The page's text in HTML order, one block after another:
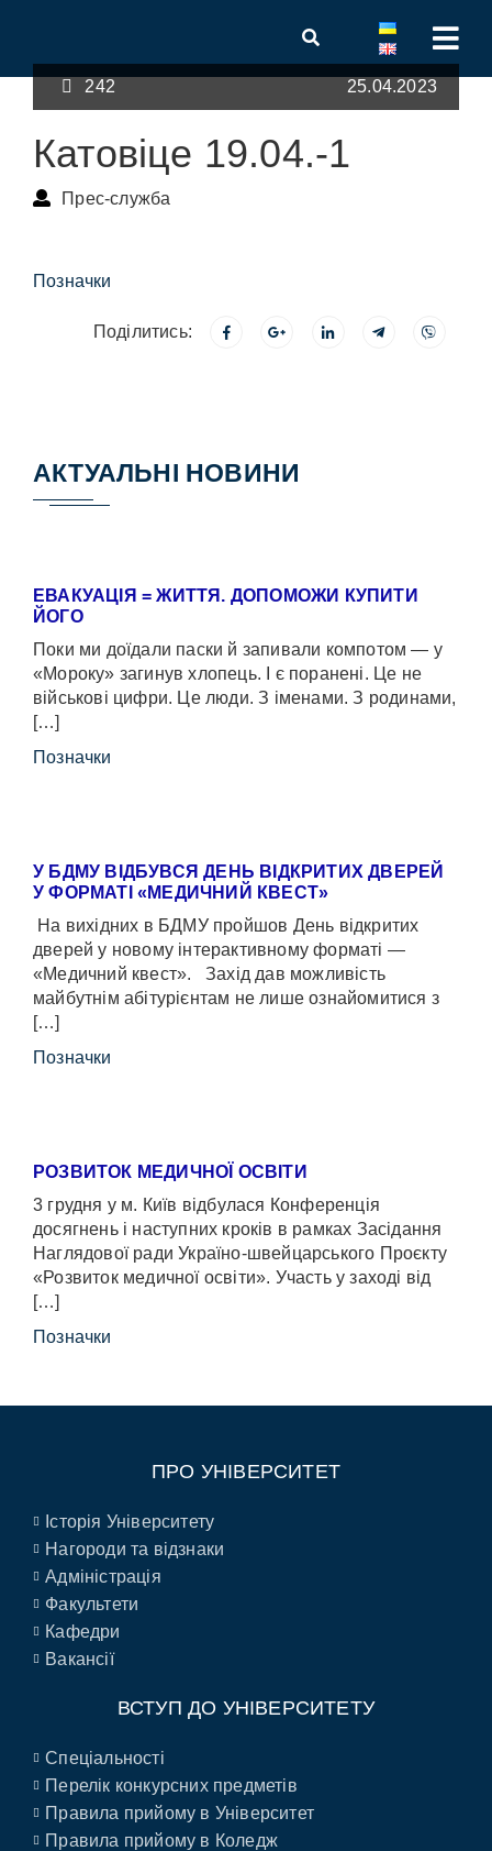
242 25.04.2023
Катовіце 19.04.-1
Прес-служба
Позначки
Поділитись:
АКТУАЛЬНІ НОВИНИ
ЕВАКУАЦІЯ = ЖИТТЯ. ДОПОМОЖИ КУПИТИ
ЙОГО
Поки ми доїдали паски й запивали компотом — у
«Мороку» загинув хлопець. І є поранені. Це не
військові цифри. Це люди. З іменами. З родинами,
[…]
Позначки
У БДМУ ВІДБУВСЯ ДЕНЬ ВІДКРИТИХ ДВЕРЕЙ
У ФОРМАТІ «МЕДИЧНИЙ КВЕСТ»
На вихідних в БДМУ пройшов День відкритих
дверей у новому інтерактивному форматі —
«Медичний квест». Захід дав можливість
майбутнім абітурієнтам не лише ознайомитися з
[…]
Позначки
РОЗВИТОК МЕДИЧНОЇ ОСВІТИ
3 грудня у м. Київ відбулася Конференція
досягнень і наступних кроків в рамках Засідання
Наглядової ради Україно-швейцарського Проєкту
«Розвиток медичної освіти». Участь у заході від
[…]
Позначки
ПРО УНІВЕРСИТЕТ
Історія Університету
Нагороди та відзнаки
Адміністрація
Факультети
Кафедри
Вакансії
ВСТУП ДО УНІВЕРСИТЕТУ
Спеціальності
Перелік конкурсних предметів
Правила прийому в Університет
Правила прийому в Коледж